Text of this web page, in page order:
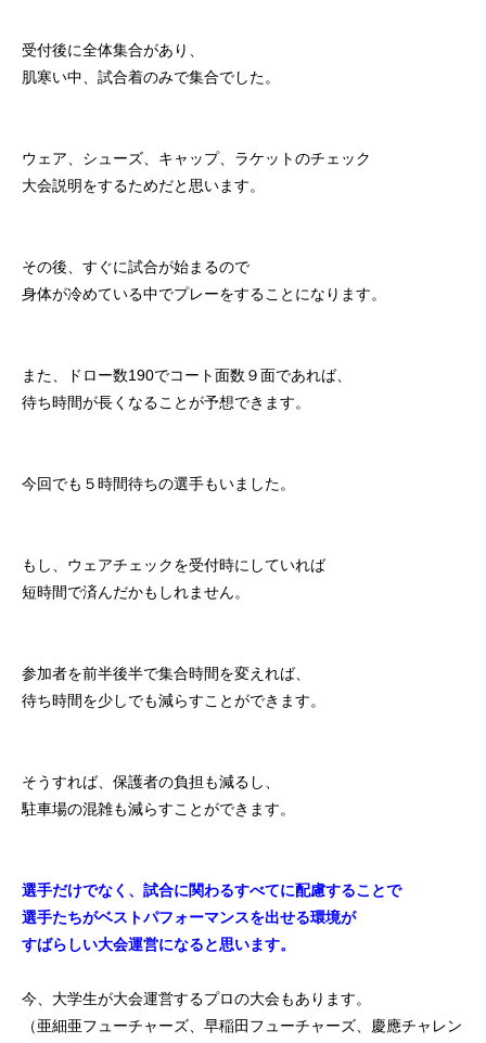
受付後に全体集合があり、
肌寒い中、試合着のみで集合でした。
ウェア、シューズ、キャップ、ラケットのチェック
大会説明をするためだと思います。
その後、すぐに試合が始まるので
身体が冷めている中でプレーをすることになります。
また、ドロー数190でコート面数９面であれば、
待ち時間が長くなることが予想できます。
今回でも５時間待ちの選手もいました。
もし、ウェアチェックを受付時にしていれば
短時間で済んだかもしれません。
参加者を前半後半で集合時間を変えれば、
待ち時間を少しでも減らすことができます。
そうすれば、保護者の負担も減るし、
駐車場の混雑も減らすことができます。
選手だけでなく、試合に関わるすべてに配慮することで
選手たちがベストパフォーマンスを出せる環境が
すばらしい大会運営になると思います。
今、大学生が大会運営するプロの大会もあります。
（亜細亜フューチャーズ、早稲田フューチャーズ、慶應チャレン